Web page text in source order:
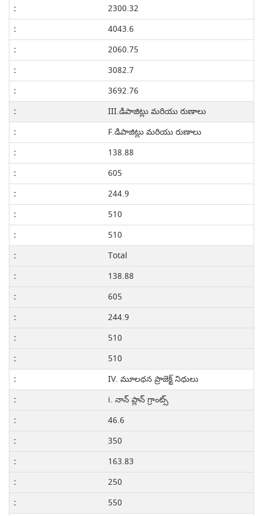
2300.32
4043.6
2060.75
3082.7
3692.76
III.డిపాజిట్లు మరియు రుణాలు
F.డిపాజిట్లు మరియు రుణాలు
138.88
605
244.9
510
510
Total
138.88
605
244.9
510
510
IV. మూలధన ప్రాజెక్ట్ నిధులు
i. నాన్ ప్లాన్ గ్రాంట్స్
46.6
350
163.83
250
550